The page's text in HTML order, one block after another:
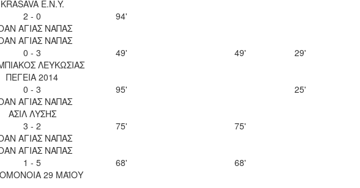
KRASAVA Ε.Ν.Y.
2 - 0
ΑΓΙΑΣ ΝΑΠΑΣ
94'
ΑΓΙΑΣ ΝΑΠΑΣ
0 - 3
ΛΕΥΚΩΣΙΑΣ
49' 49'
29'
ΠΕΓΕΙΑ 2014
0 - 3
ΑΓΙΑΣ ΝΑΠΑΣ
95'
25'
ΑΣΙΛ ΛΥΣΗΣ
3 - 2
ΑΓΙΑΣ ΝΑΠΑΣ
75'
75'
ΑΓΙΑΣ ΝΑΠΑΣ
1 - 5
29 ΜΑΪΟΥ
68' 68'